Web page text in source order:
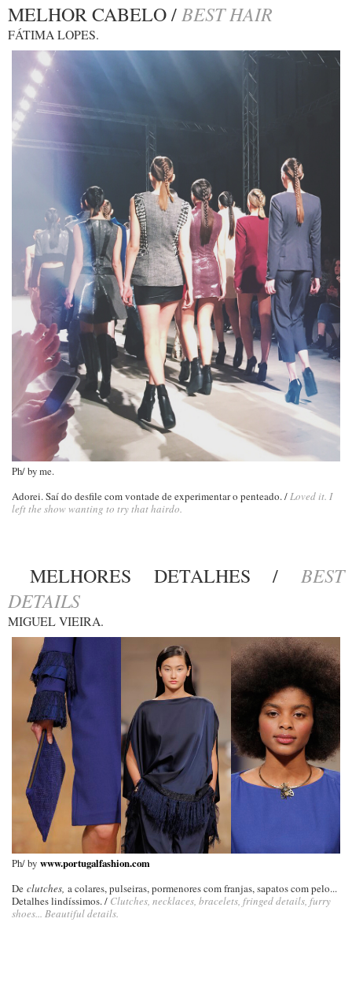
MELHOR CABELO /BEST HAIR
FÁTIMA LOPES.
Ph/ by me.
Adorei. Saí do desfile com vontade de experimentar o penteado. /Loved it. I
left the show wanting to try that hairdo.
MELHORES DETALHES / BEST
DETAILS
MIGUEL VIEIRA.
Ph/ by www.portugalfashion.com
De clutches, a colares, pulseiras, pormenores com franjas, sapatos com pelo...
Detalhes lindíssimos. / Clutches, necklaces, bracelets, fringed details, furry
shoes... Beautiful details.